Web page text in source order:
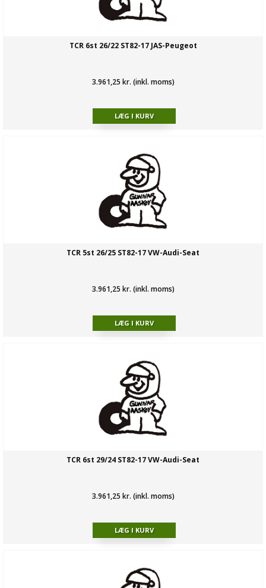
TCR 6st 26/22 ST82-17 JAS-Peugeot
3.961,25 kr. (inkl. moms)
TCR 5st 26/25 ST82-17 VW-Audi-Seat
3.961,25 kr. (inkl. moms)
TCR 6st 29/24 ST82-17 VW-Audi-Seat
3.961,25 kr. (inkl. moms)